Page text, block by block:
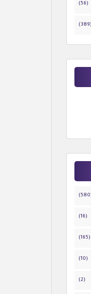
(56)
(389)
(16)
(165)
(10)
(2)